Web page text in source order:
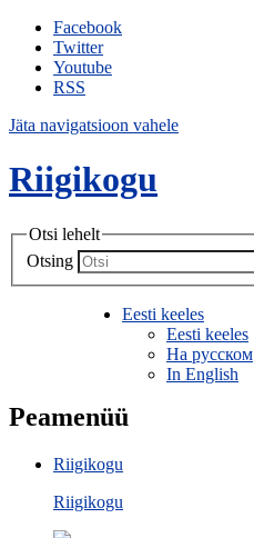
Facebook
Twitter
Youtube
RSS
Jäta navigatsioon vahele
Riigikogu
Otsi lehelt
Otsing
Eesti keeles
Eesti keeles
На русском
In English
Peamenüü
Riigikogu
Riigikogu